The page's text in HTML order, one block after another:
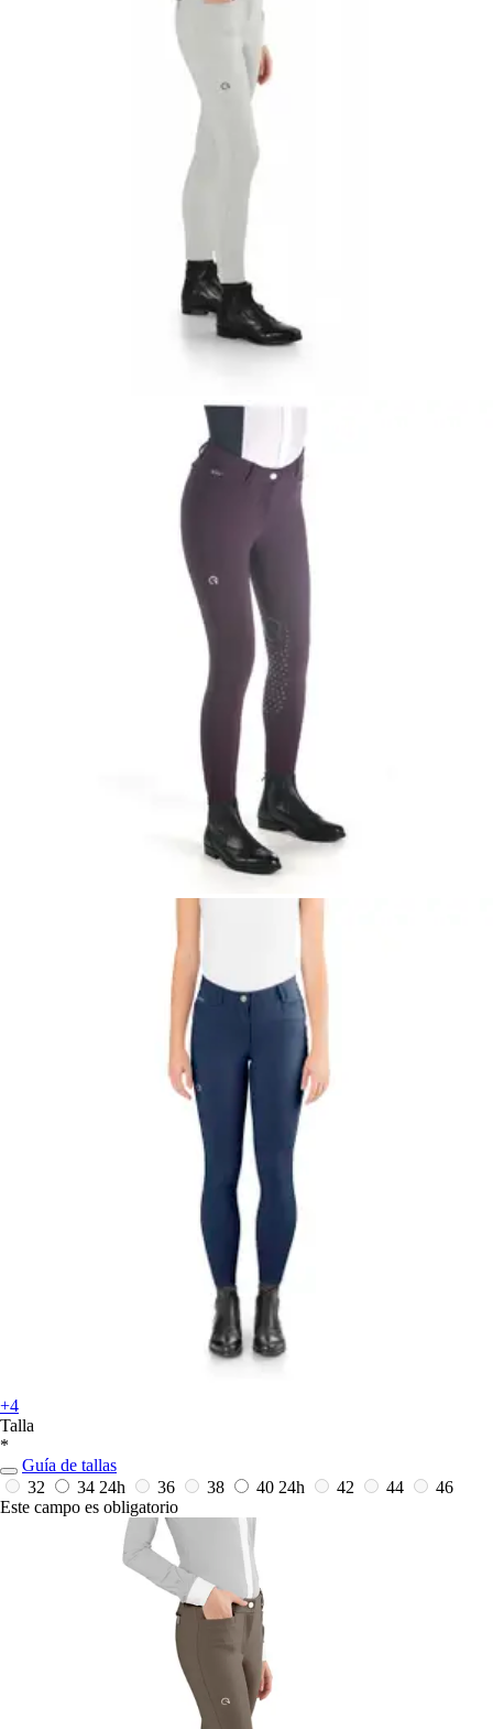
+4
Talla
*
Guía de tallas
32
34 24h 36 38 40 24h 42 44
46
Este campo es obligatorio